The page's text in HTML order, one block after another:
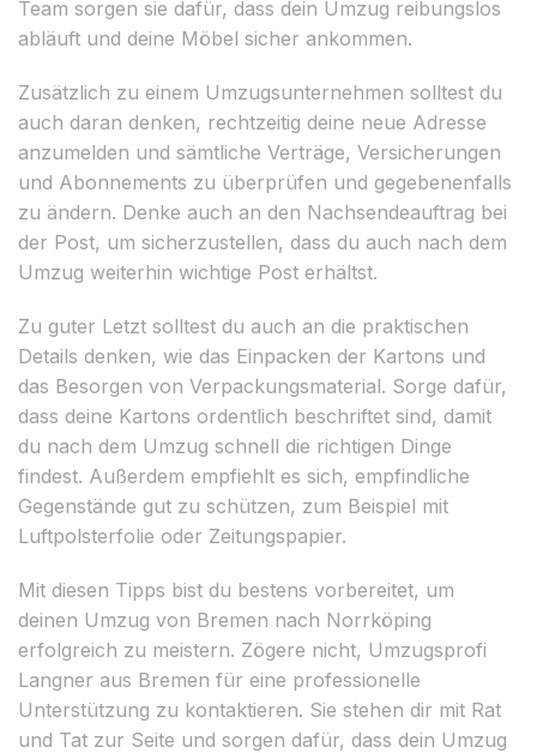
Team sorgen sie dafür, dass dein Umzug reibungslos
abläuft und deine Möbel sicher ankommen.
Zusätzlich zu einem Umzugsunternehmen solltest du
auch daran denken, rechtzeitig deine neue Adresse
anzumelden und sämtliche Verträge, Versicherungen
und Abonnements zu überprüfen und gegebenenfalls
zu ändern. Denke auch an den Nachsendeauftrag bei
der Post, um sicherzustellen, dass du auch nach dem
Umzug weiterhin wichtige Post erhältst.
Zu guter Letzt solltest du auch an die praktischen
Details denken, wie das Einpacken der Kartons und
das Besorgen von Verpackungsmaterial. Sorge dafür,
dass deine Kartons ordentlich beschriftet sind, damit
du nach dem Umzug schnell die richtigen Dinge
findest. Außerdem empfiehlt es sich, empfindliche
Gegenstände gut zu schützen, zum Beispiel mit
Luftpolsterfolie oder Zeitungspapier.
Mit diesen Tipps bist du bestens vorbereitet, um
deinen Umzug von Bremen nach Norrköping
erfolgreich zu meistern. Zögere nicht, Umzugsprofi
Langner aus Bremen für eine professionelle
Unterstützung zu kontaktieren. Sie stehen dir mit Rat
und Tat zur Seite und sorgen dafür, dass dein Umzug